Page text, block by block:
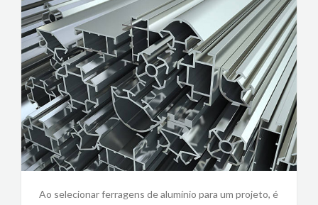
Ao selecionar ferragens de alumínio para um projeto, é